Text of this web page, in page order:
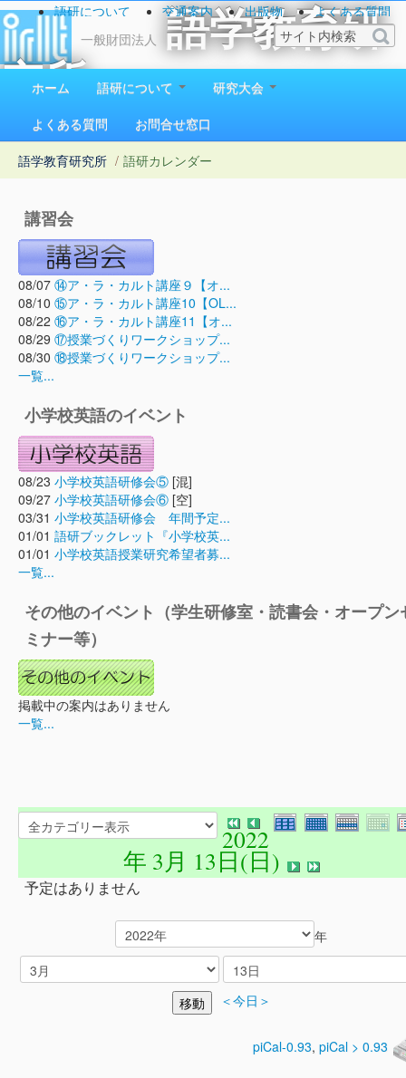
一般財団法人
語学教育研
究所
1923（大正12）年創立
語研について 交通案内 出版物
よくある質問
お問い合わせ
ホーム 語研について
研究大会
よくある質問
お問合せ窓口
語学教育研究所 / 語研カレンダー
講習会
08/07 ⑭ア・ラ・カルト講座９【オ...
08/10 ⑮ア・ラ・カルト講座10【OL...
08/22 ⑯ア・ラ・カルト講座11【オ...
08/29 ⑰授業づくりワークショップ...
08/30 ⑱授業づくりワークショップ...
一覧...
小学校英語のイベント
08/23 小学校英語研修会⑤ [混]
09/27 小学校英語研修会⑥ [空]
03/31 小学校英語研修会 年間予定...
01/01 語研ブックレット『小学校英...
01/01 小学校英語授業研究希望者募...
一覧...
その他のイベント（学生研修室・読書会・オープン
ミナー等）
掲載中の案内はありません
一覧...
2022
年 3月 13日(日)
予定はありません
年
＜今日＞
piCal-0.93, piCal > 0.93